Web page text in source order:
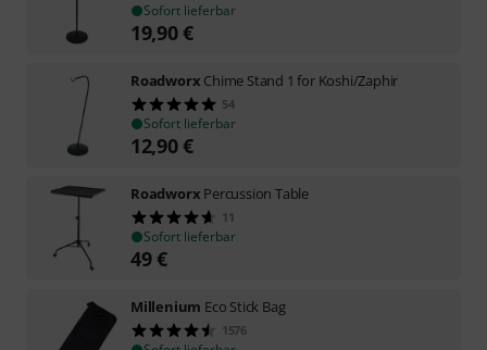
Sofort lieferbar
19,90€
Roadworx Chime Stand 1 for Koshi/Zaphir
54
Sofort lieferbar
12,90€
Roadworx Percussion Table
11
Sofort lieferbar
49€
Millenium Eco Stick Bag
1576